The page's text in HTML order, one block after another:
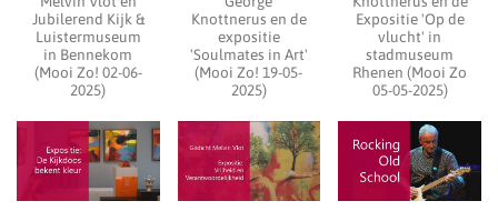
Jubilerend Kijk &
Luistermuseum
in Bennekom
(Mooi Zo! 02-06-
2025)
Knottnerus en de
expositie
'Soulmates in Art'
(Mooi Zo! 19-05-
2025)
Expositie 'Op de
vlucht' in
stadmuseum
Rhenen (Mooi Zo
05-05-2025)